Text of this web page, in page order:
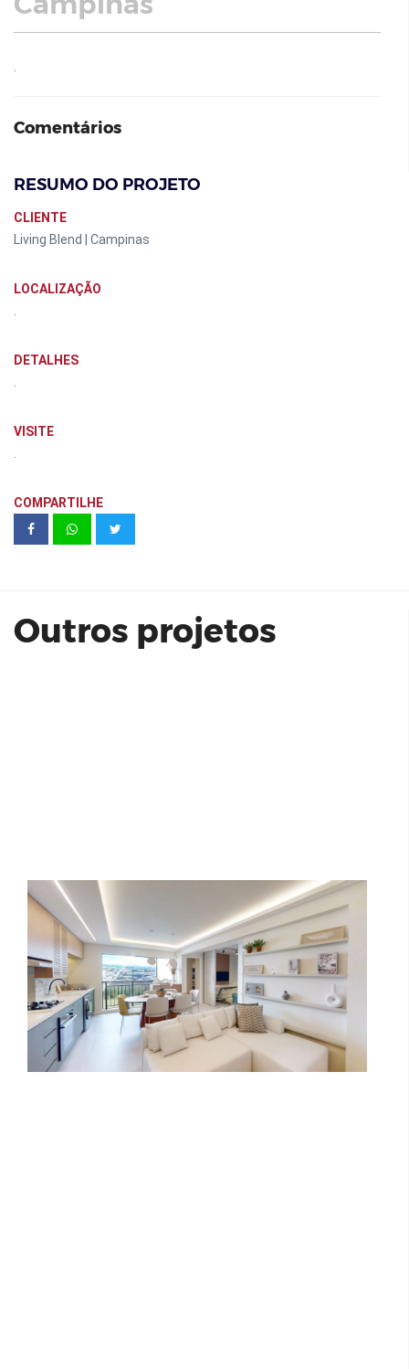
Comentários
RESUMO DO PROJETO
CLIENTE
Living Blend | Campinas
LOCALIZAÇÃO
DETALHES
VISITE
COMPARTILHE
Outros projetos
Portal das Artes | Mamoré Inc.
Villa São Francisco | Abiatar